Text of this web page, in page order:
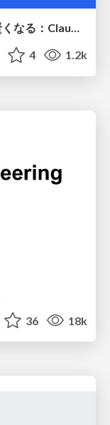
修正PRを食べてレビュースキルが賢くなる：Claude Codeによる自己改善サイクル
4 1.2k
36 18k